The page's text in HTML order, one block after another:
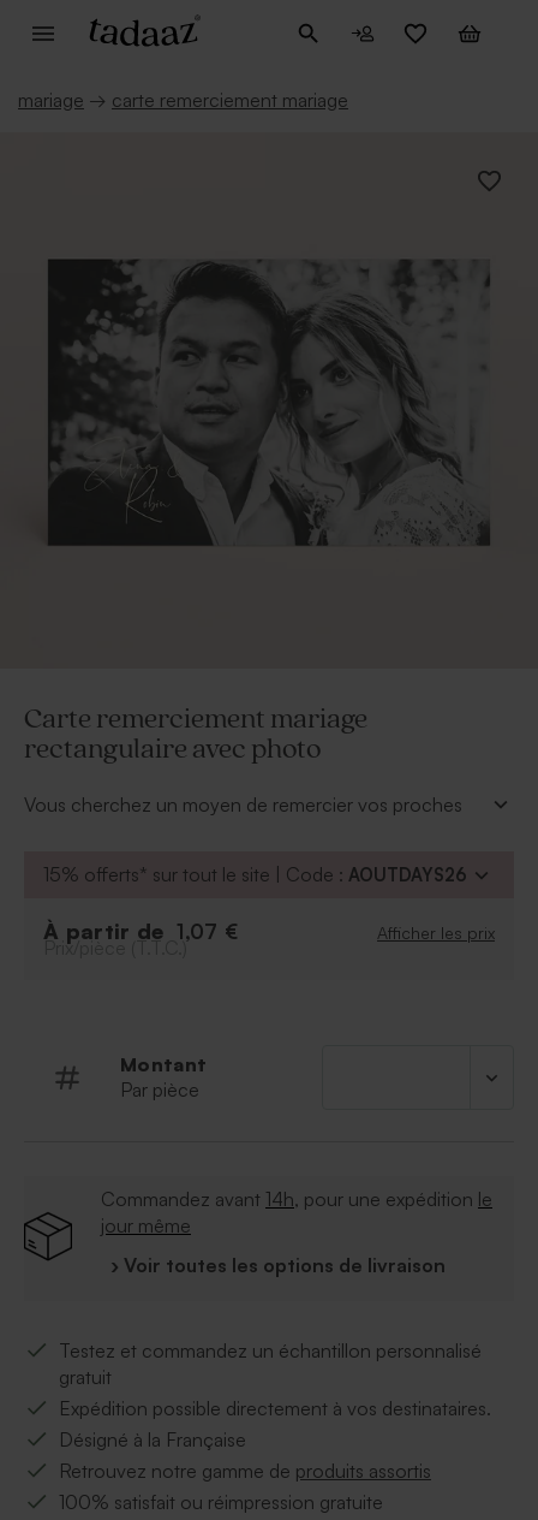
mariage → carte remerciement mariage
Carte remerciement mariage
rectangulaire avec photo
Vous cherchez un moyen de remercier vos proches
beaux sourires.
personnaliser cette carte de votre plus jolie photo.
15% offerts* sur tout le site | Code : AOUTDAYS26
À partir de 1,07 € Afficher les prix
Prix/pièce (T.T.C.)
Montant
Par pièce
Commandez avant 14h, pour une expédition le
jour même
› Voir toutes les options de livraison
Testez et commandez un échantillon personnalisé
gratuit
Expédition possible directement à vos destinataires.
Désigné à la Française
Retrouvez notre gamme de produits assortis
100% satisfait ou réimpression gratuite